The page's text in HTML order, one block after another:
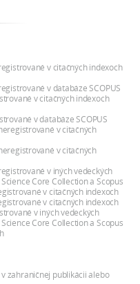
V
v citačných indexoch
v databáze SCOPUS
v citačných indexoch
v databáze SCOPUS
v citačných
v citačných
v iných vedeckých
Core Collection a Scopus
v citačných indexoch
v citačných indexoch
v iných vedeckých
Core Collection a Scopus
zahraničnej publikácii alebo